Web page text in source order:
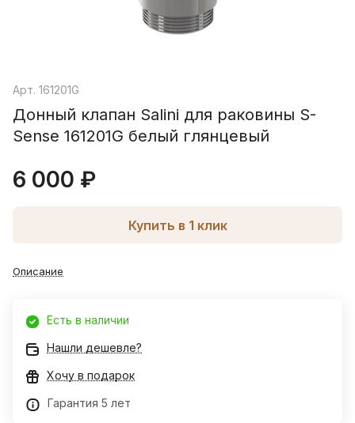
Арт. 161201G
Донный клапан Salini для раковины S-
Sense 161201G белый глянцевый
6 000 ₽
Купить в 1 клик
Описание
Есть в наличии
Нашли дешевле?
Хочу в подарок
Гарантия 5 лет